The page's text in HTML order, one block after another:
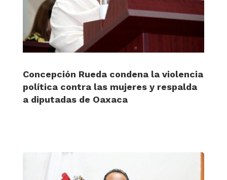
Concepción Rueda condena la violencia
política contra las mujeres y respalda
a diputadas de Oaxaca